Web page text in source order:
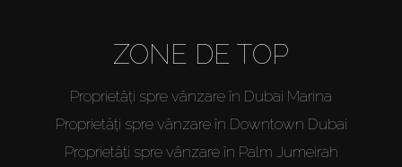
ZONE DE TOP
Proprietăți spre vânzare în Dubai Marina
Proprietăți spre vânzare în Downtown Dubai
Proprietăți spre vânzare în Palm Jumeirah